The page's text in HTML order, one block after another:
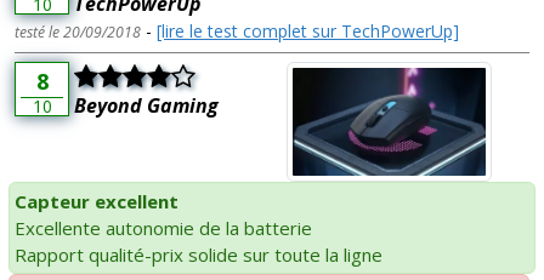
testé le 20/09/2018 - [lire le test complet sur TechPowerUp]
8
10 Beyond Gaming
Capteur excellent
Excellente autonomie de la batterie
Rapport qualité-prix solide sur toute la ligne